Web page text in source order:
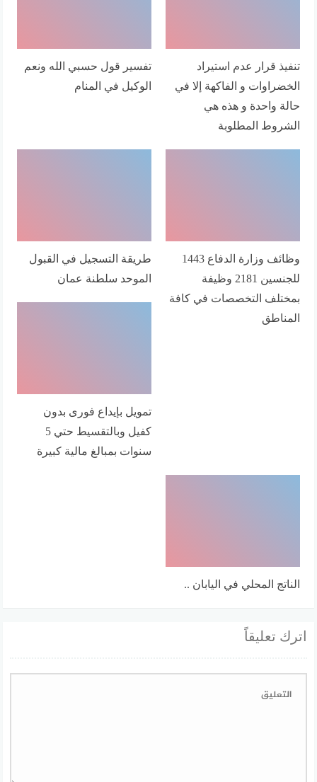
تنفيذ قرار عدم استيراد
الخضراوات و الفاكهة إلا في
حالة واحدة و هذه هي
الشروط المطلوبة
تفسير قول حسبي الله ونعم
الوكيل في المنام
وظائف وزارة الدفاع 1443
للجنسين 2181 وظيفة
بمختلف التخصصات في كافة
المناطق
طريقة التسجيل في القبول
الموحد سلطنة عمان
تمويل بإيداع فورى بدون
كفيل وبالتقسيط حتي 5
سنوات بمبالغ مالية كبيرة
الناتج المحلي في اليابان ..
اترك تعليقاً